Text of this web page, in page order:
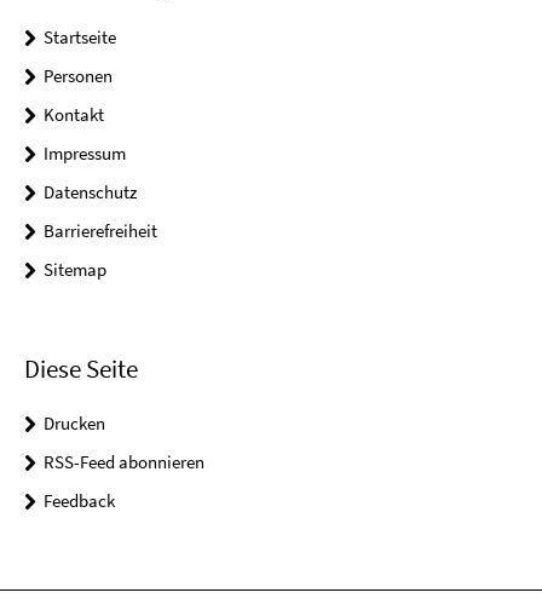
Startseite
Personen
Kontakt
Impressum
Datenschutz
Barrierefreiheit
Sitemap
Diese Seite
Drucken
RSS-Feed abonnieren
Feedback